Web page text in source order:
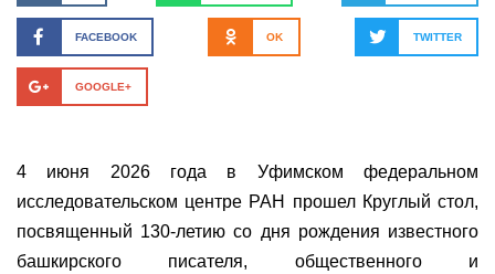
FACEBOOK OK TWITTER
GOOGLE+
4 июня 2026 года в Уфимском федеральном
исследовательском центре РАН прошел Круглый стол,
посвященный 130-летию со дня рождения известного
башкирского писателя, общественного и